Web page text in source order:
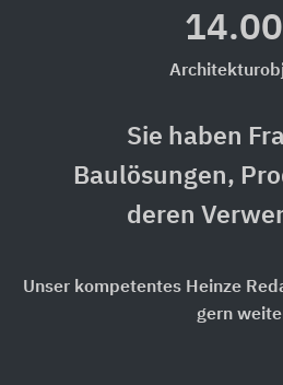
Sie haben
Baulösungen,
deren
Unser kompetentes Heinze
gern